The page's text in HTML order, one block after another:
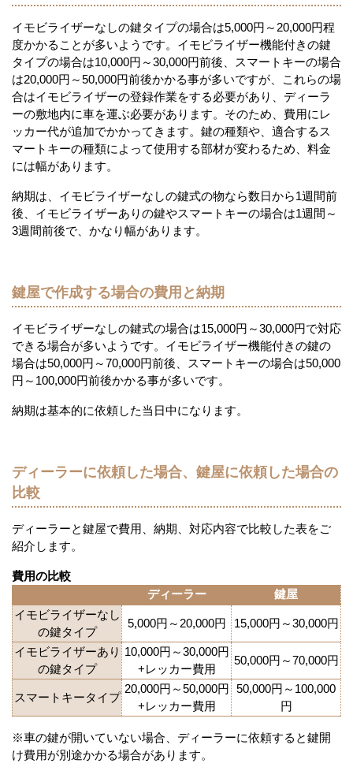
イモビライザーなしの鍵タイプの場合は5,000円～20,000円程
度かかることが多いようです。イモビライザー機能付きの鍵
タイプの場合は10,000円～30,000円前後、スマートキーの場合
は20,000円～50,000円前後かかる事が多いですが、これらの場
合はイモビライザーの登録作業をする必要があり、ディーラ
ーの敷地内に車を運ぶ必要があります。そのため、費用にレ
ッカー代が追加でかかってきます。鍵の種類や、適合するス
マートキーの種類によって使用する部材が変わるため、料金
には幅があります。
納期は、イモビライザーなしの鍵式の物なら数日から1週間前
後、イモビライザーありの鍵やスマートキーの場合は1週間～
3週間前後で、かなり幅があります。
鍵屋で作成する場合の費用と納期
イモビライザーなしの鍵式の場合は15,000円～30,000円で対応
できる場合が多いようです。イモビライザー機能付きの鍵の
場合は50,000円～70,000円前後、スマートキーの場合は50,000
円～100,000円前後かかる事が多いです。
納期は基本的に依頼した当日中になります。
ディーラーに依頼した場合、鍵屋に依頼した場合の
比較
ディーラーと鍵屋で費用、納期、対応内容で比較した表をご
紹介します。
費用の比較
ディーラー
鍵屋
イモビライザーなし
の鍵タイプ
5,000円～20,000円 15,000円～30,000円
イモビライザーあり
の鍵タイプ
10,000円～30,000円
+レッカー費用
50,000円～70,000円
スマートキータイプ
20,000円～50,000円
+レッカー費用
50,000円～100,000
円
※車の鍵が開いていない場合、ディーラーに依頼すると鍵開
け費用が別途かかる場合があります。